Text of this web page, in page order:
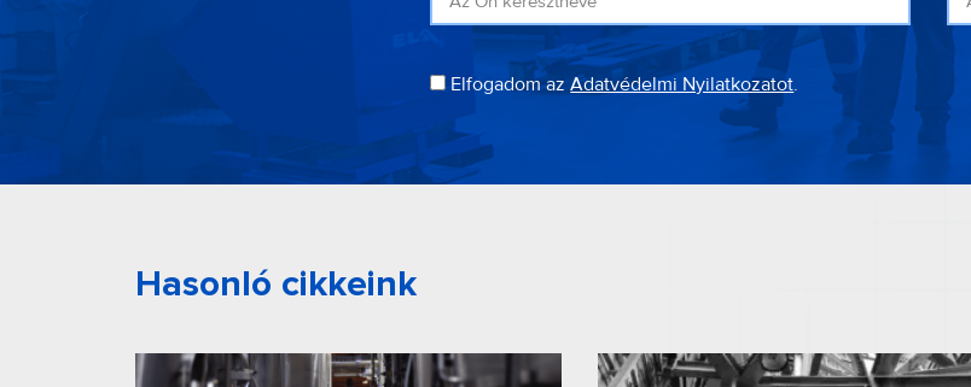
Elfogadom azAdatvédelmi Nyilatkozatot.
Hasonló cikkeink